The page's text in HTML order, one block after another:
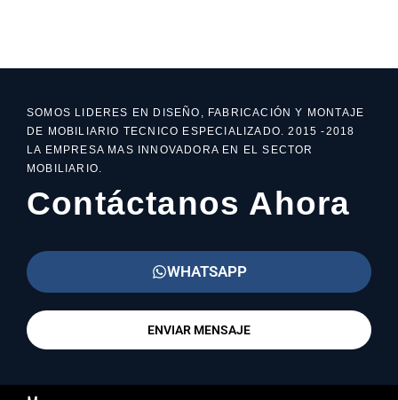
SOMOS LIDERES EN DISEÑO, FABRICACIÓN Y MONTAJE
DE MOBILIARIO TECNICO ESPECIALIZADO. 2015 -2018
LA EMPRESA MAS INNOVADORA EN EL SECTOR
MOBILIARIO.
Contáctanos Ahora
WHATSAPP
ENVIAR MENSAJE